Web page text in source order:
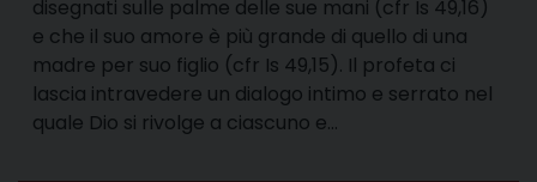
disegnati sulle palme delle sue mani (cfr Is 49,16)
e che il suo amore è più grande di quello di una
madre per suo figlio (cfr Is 49,15). Il profeta ci
lascia intravedere un dialogo intimo e serrato nel
quale Dio si rivolge a ciascuno e…